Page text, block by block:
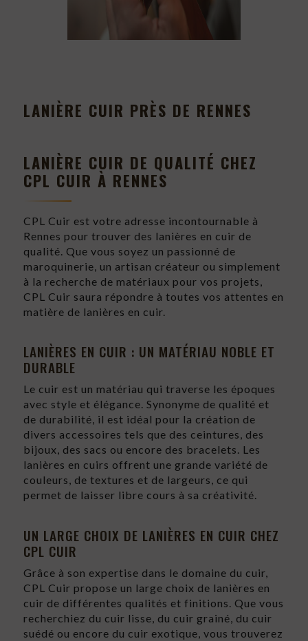
LANIÈRE CUIR PRÈS DE RENNES
LANIÈRE CUIR DE QUALITÉ CHEZ
CPL CUIR À RENNES
CPL Cuir est votre adresse incontournable à
Rennes pour trouver des lanières en cuir de
qualité. Que vous soyez un passionné de
maroquinerie, un artisan créateur ou simplement
à la recherche de matériaux pour vos projets,
CPL Cuir saura répondre à toutes vos attentes en
matière de lanières en cuir.
LANIÈRES EN CUIR : UN MATÉRIAU NOBLE ET
DURABLE
Le cuir est un matériau qui traverse les époques
avec style et élégance. Synonyme de qualité et
de durabilité, il est idéal pour la création de
divers accessoires tels que des ceintures, des
bijoux, des sacs ou encore des bracelets. Les
lanières en cuirs offrent une grande variété de
couleurs, de textures et de largeurs, ce qui
permet de laisser libre cours à sa créativité.
UN LARGE CHOIX DE LANIÈRES EN CUIR CHEZ
CPL CUIR
Grâce à son expertise dans le domaine du cuir,
CPL Cuir propose un large choix de lanières en
cuir de différentes qualités et finitions. Que vous
recherchiez du cuir lisse, du cuir grainé, du cuir
suédé ou encore du cuir exotique, vous trouverez